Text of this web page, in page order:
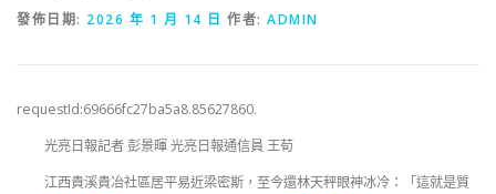
發佈日期: 2026 年 1 月 14 日 作者: ADMIN
requestId:69666fc27ba5a8.85627860.
光亮日報記者 彭景暉 光亮日報通信員 王荀
江西貴溪貴冶社區居平易近梁密斯，至今還林天秤眼神冰冷：「這就是質